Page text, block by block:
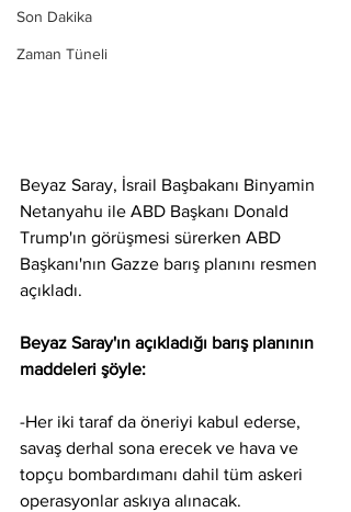
Son Dakika
Zaman Tüneli
Beyaz Saray, İsrail Başbakanı Binyamin
Netanyahu ile ABD Başkanı Donald
Trump'ın görüşmesi sürerken ABD
Başkanı'nın Gazze barış planını resmen
açıkladı.
Beyaz Saray'ın açıkladığı barış planının
maddeleri şöyle:
-Her iki taraf da öneriyi kabul ederse,
savaş derhal sona erecek ve hava ve
topçu bombardımanı dahil tüm askeri
operasyonlar askıya alınacak.